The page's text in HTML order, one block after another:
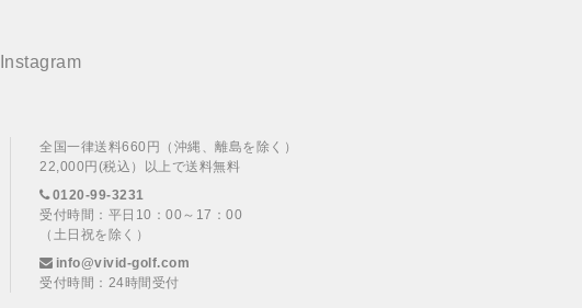
Instagram
全国一律送料660円（沖縄、離島を除く）
22,000円(税込）以上で送料無料
0120-99-3231
受付時間：平日10：00～17：00
（土日祝を除く）
info@vivid-golf.com
受付時間：24時間受付